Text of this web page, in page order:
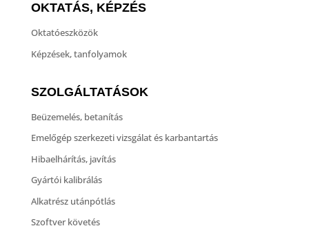
OKTATÁS, KÉPZÉS
Oktatóeszközök
Képzések, tanfolyamok
SZOLGÁLTATÁSOK
Beüzemelés, betanítás
Emelőgép szerkezeti vizsgálat és karbantartás
Hibaelhárítás, javítás
Gyártói kalibrálás
Alkatrész utánpótlás
Szoftver követés